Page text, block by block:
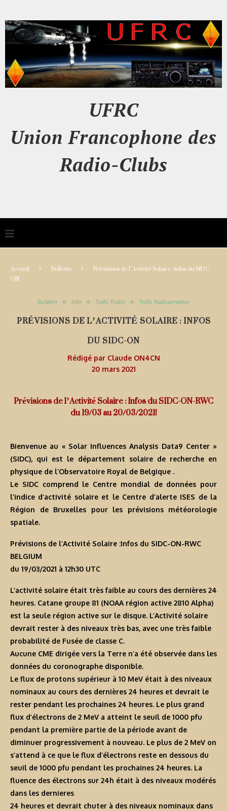
UFRC
Union Francophone des
Radio-Clubs
Accueil Bulletin Prévisions de l’Activité Solaire : Infos du SIDC-
ON
Bulletin Info Trafic Radio Trafic Radioamateur
PRÉVISIONS DE L’ACTIVITÉ SOLAIRE : INFOS
DU SIDC-ON
Rédigé par Claude ON4CN
20 mars 2021
Prévisions de l’Activité Solaire : Infos du SIDC-ON-RWC
du 19/03 au 20/03/2021!
Bienvenue au « Solar Influences Analysis Data9 Center »
(SIDC), qui est le département solaire de recherche en
physique de l’Observatoire Royal de Belgique .
Le SIDC comprend le Centre mondial de données pour
l’indice d’activité solaire et le Centre d’alerte ISES de la
Région de Bruxelles pour les prévisions météorologie
spatiale.
Prévisions de l’Activité Solaire :Infos du SIDC-ON-RWC
BELGIUM
du 19/03/2021 à 12h30 UTC
L’activité solaire était très faible au cours des dernières 24
heures. Catane groupe 81 (NOAA région active 2810 Alpha)
est la seule région active sur le disque. L’Activité solaire
devrait rester à des niveaux très bas, avec une très faible
probabilité de Fusée de classe C.
Aucune CME dirigée vers la Terre n’a été observée dans les
données du coronographe disponible.
Le flux de protons supérieur à 10 MeV était à des niveaux
nominaux au cours des dernières 24 heures et devrait le
rester pendant les prochaines 24 heures. Le plus grand
flux d’électrons de 2 MeV a atteint le seuil de 1000 pfu
pendant la première partie de la période avant de
diminuer progressivement à nouveau. Le plus de 2 MeV on
s’attend à ce que le flux d’électrons reste en dessous du
seuil de 1000 pfu pendant les prochaines 24 heures. La
fluence des électrons sur 24h était à des niveaux modérés
dans les dernieres
24 heures et devrait chuter à des niveaux nominaux dans